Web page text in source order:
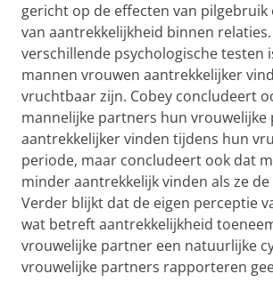
gericht op de effecten van
van aantrekkelijkheid binnen
verschillende psychologische testen
mannen vrouwen aantrekkelijker
vruchtbaar zijn. Cobey concludeert
mannelijke partners hun vrouwelijke
aantrekkelijker vinden tijdens hun
periode, maar concludeert ook dat
minder aantrekkelijk vinden als ze
Verder blijkt dat de eigen perceptie
wat betreft aantrekkelijkheid
vrouwelijke partner een natuurlijke
vrouwelijke partners rapporteren